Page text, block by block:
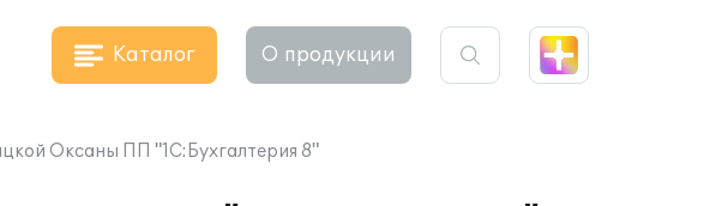
Каталог О продукции
Оксаны ПП "1С:Бухгалтерия 8"